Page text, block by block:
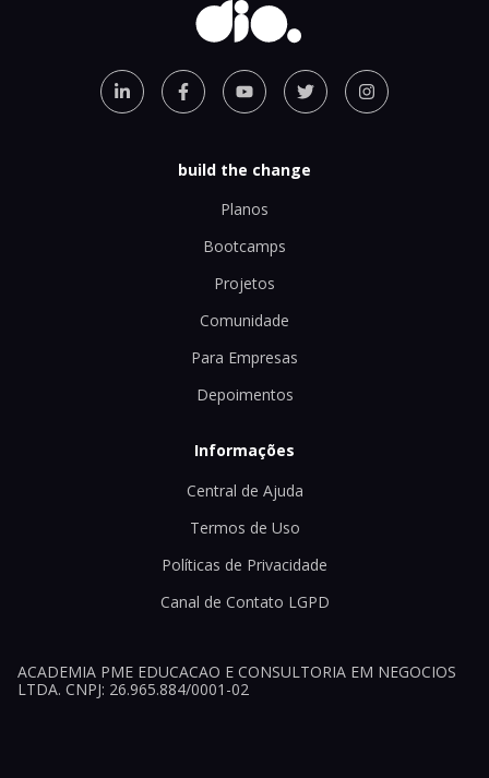
build the change
Planos
Bootcamps
Projetos
Comunidade
Para Empresas
Depoimentos
Informações
Central de Ajuda
Termos de Uso
Políticas de Privacidade
Canal de Contato LGPD
ACADEMIA PME EDUCACAO E CONSULTORIA EM NEGOCIOS
LTDA. CNPJ: 26.965.884/0001-02